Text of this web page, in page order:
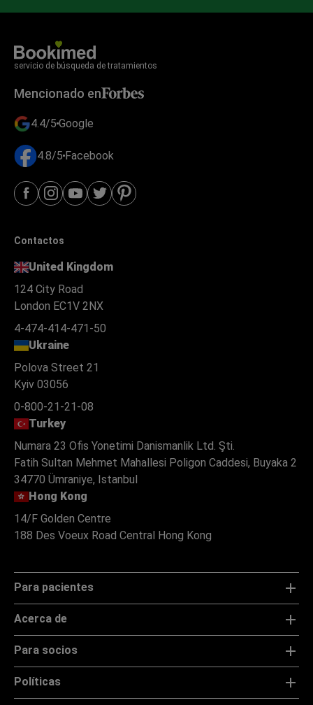
servicio de búsqueda de tratamientos
Mencionado en
4.4/5 Google
4.8/5 Facebook
Contactos
United Kingdom
124 City Road
London EC1V 2NX
4-474-414-471-50
Ukraine
Polova Street 21
Kyiv 03056
0-800-21-21-08
Turkey
Numara 23 Ofis Yonetimi Danismanlik Ltd. Şti.
Fatih Sultan Mehmet Mahallesi Poligon Caddesi, Buyaka 2
34770 Ümraniye, Istanbul
Hong Kong
14/F Golden Centre
188 Des Voeux Road Central Hong Kong
Para pacientes
Acerca de
Para socios
Políticas